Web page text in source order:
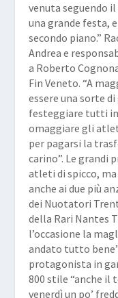
venuta seguendo
una grande festa,
secondo piano.”
Andrea e
a Roberto
Fin Veneto. “A
essere una sorte
festeggiare tutti
omaggiare gli
per pagarsi la
carino”. Le grandi
atleti di spicco,
anche ai due più
dei Nuotatori
della Rari Nantes
l’occasione la
andato tutto bene
protagonista in
800 stile “anche il
venerdì un po’